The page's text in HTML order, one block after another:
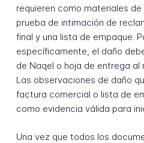
requieren como materiales
prueba de intimación de
final y una lista de empaque.
específicamente, el daño
de Naqel o hoja de entrega
Las observaciones de daño
factura comercial o lista de
como evidencia válida para
Una vez que todos los